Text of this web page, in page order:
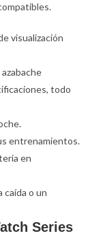
visualización
todo
entrenamientos.
en
caída o un
Series